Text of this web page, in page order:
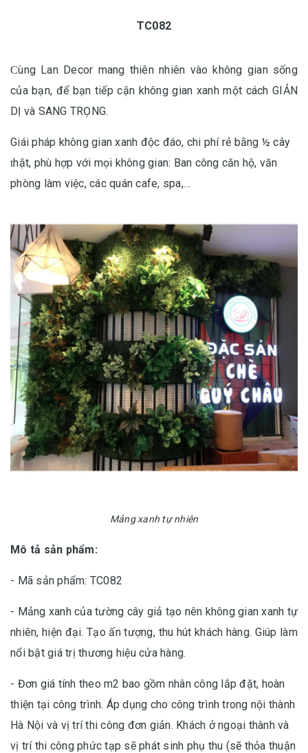
TC082
Cùng Lan Decor mang thiên nhiên vào không gian sống
của bạn, để bạn tiếp cận không gian xanh một cách GIẢN
DỊ và SANG TRỌNG.
Giái pháp không gian xanh độc đáo, chi phí rẻ bằng ½ cây
thật, phù hợp với mọi không gian: Ban công căn hộ, văn
phòng làm việc, các quán cafe, spa,…
Mảng xanh tự nhiên
Mô tả sản phẩm:
- Mã sản phẩm: TC082
- Mảng xanh của tường cây giả tạo nên không gian xanh tự
nhiên, hiện đại. Tạo ấn tượng, thu hút khách hàng. Giúp làm
nổi bật giá trị thương hiệu cửa hàng.
- Đơn giá tính theo m2 bao gồm nhân công lắp đặt, hoàn
thiện tại công trình. Áp dụng cho công trình trong nội thành
Hà Nội và vị trí thi công đơn giản. Khách ở ngoại thành và
vị trí thi công phức tạp sẽ phát sinh phụ thu (sẽ thỏa thuận